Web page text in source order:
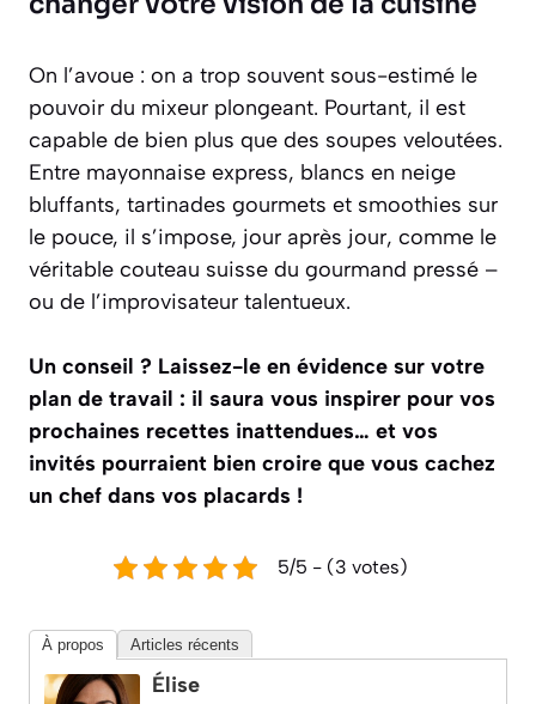
On l’avoue : on a trop souvent sous-estimé le
pouvoir du mixeur plongeant. Pourtant, il est
capable de bien plus que des soupes veloutées.
Entre mayonnaise express, blancs en neige
bluffants, tartinades gourmets et smoothies sur
le pouce, il s’impose, jour après jour, comme le
véritable couteau suisse du gourmand pressé –
ou de l’improvisateur talentueux.
Un conseil ? Laissez-le en évidence sur votre
plan de travail : il saura vous inspirer pour vos
prochaines recettes inattendues… et vos
invités pourraient bien croire que vous cachez
un chef dans vos placards !
5/5 - (3 votes)
À propos Articles récents
Élise